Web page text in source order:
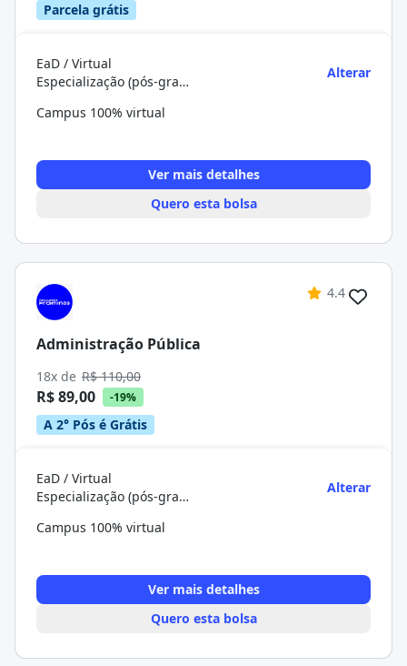
Parcela grátis
EaD / Virtual
Especialização (pós-graduação)
Alterar
Campus 100% virtual
Ver mais detalhes
Quero esta bolsa
4.4
Administração Pública
18x de R$ 110,00
R$ 89,00 -19%
A 2° Pós é Grátis
EaD / Virtual
Especialização (pós-graduação)
Alterar
Campus 100% virtual
Ver mais detalhes
Quero esta bolsa